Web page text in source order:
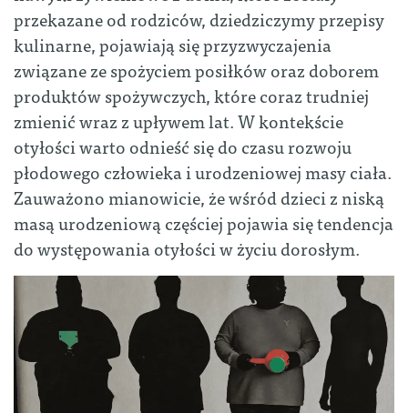
przekazane od rodziców, dziedziczymy przepisy
kulinarne, pojawiają się przyzwyczajenia
związane ze spożyciem posiłków oraz doborem
produktów spożywczych, które coraz trudniej
zmienić wraz z upływem lat. W kontekście
otyłości warto odnieść się do czasu rozwoju
płodowego człowieka i urodzeniowej masy ciała.
Zauważono mianowicie, że wśród dzieci z niską
masą urodzeniową częściej pojawia się tendencja
do występowania otyłości w życiu dorosłym.